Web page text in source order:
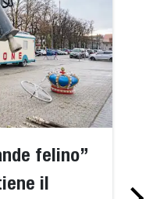
felino”
il